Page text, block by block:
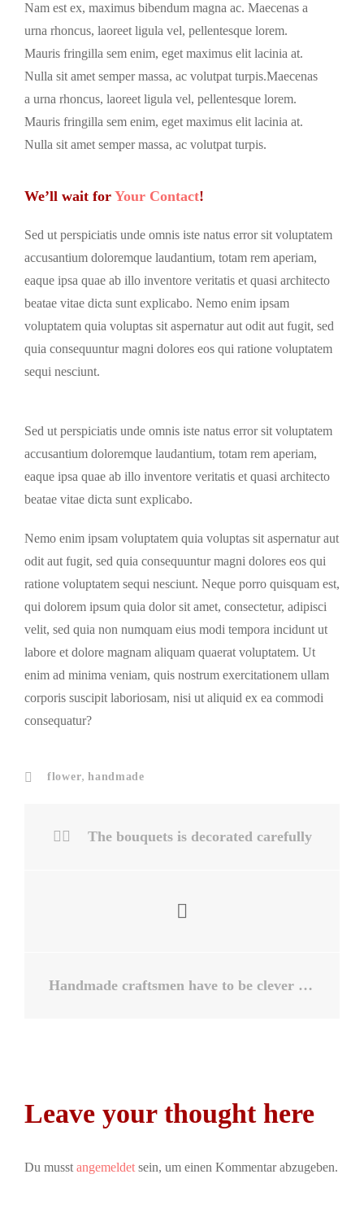
Nam est ex, maximus bibendum magna ac. Maecenas a
urna rhoncus, laoreet ligula vel, pellentesque lorem.
Mauris fringilla sem enim, eget maximus elit lacinia at.
Nulla sit amet semper massa, ac volutpat turpis.Maecenas
a urna rhoncus, laoreet ligula vel, pellentesque lorem.
Mauris fringilla sem enim, eget maximus elit lacinia at.
Nulla sit amet semper massa, ac volutpat turpis.
We’ll wait for Your Contact!
Sed ut perspiciatis unde omnis iste natus error sit voluptatem
accusantium doloremque laudantium, totam rem aperiam,
eaque ipsa quae ab illo inventore veritatis et quasi architecto
beatae vitae dicta sunt explicabo. Nemo enim ipsam
voluptatem quia voluptas sit aspernatur aut odit aut fugit, sed
quia consequuntur magni dolores eos qui ratione voluptatem
sequi nesciunt.
Sed ut perspiciatis unde omnis iste natus error sit voluptatem
accusantium doloremque laudantium, totam rem aperiam,
eaque ipsa quae ab illo inventore veritatis et quasi architecto
beatae vitae dicta sunt explicabo.
Nemo enim ipsam voluptatem quia voluptas sit aspernatur aut
odit aut fugit, sed quia consequuntur magni dolores eos qui
ratione voluptatem sequi nesciunt. Neque porro quisquam est,
qui dolorem ipsum quia dolor sit amet, consectetur, adipisci
velit, sed quia non numquam eius modi tempora incidunt ut
labore et dolore magnam aliquam quaerat voluptatem. Ut
enim ad minima veniam, quis nostrum exercitationem ullam
corporis suscipit laboriosam, nisi ut aliquid ex ea commodi
consequatur?
flower,handmade
The bouquets is decorated carefully
Handmade craftsmen have to be clever and meticulous
Leave your thought here
Du musst angemeldet sein, um einen Kommentar abzugeben.